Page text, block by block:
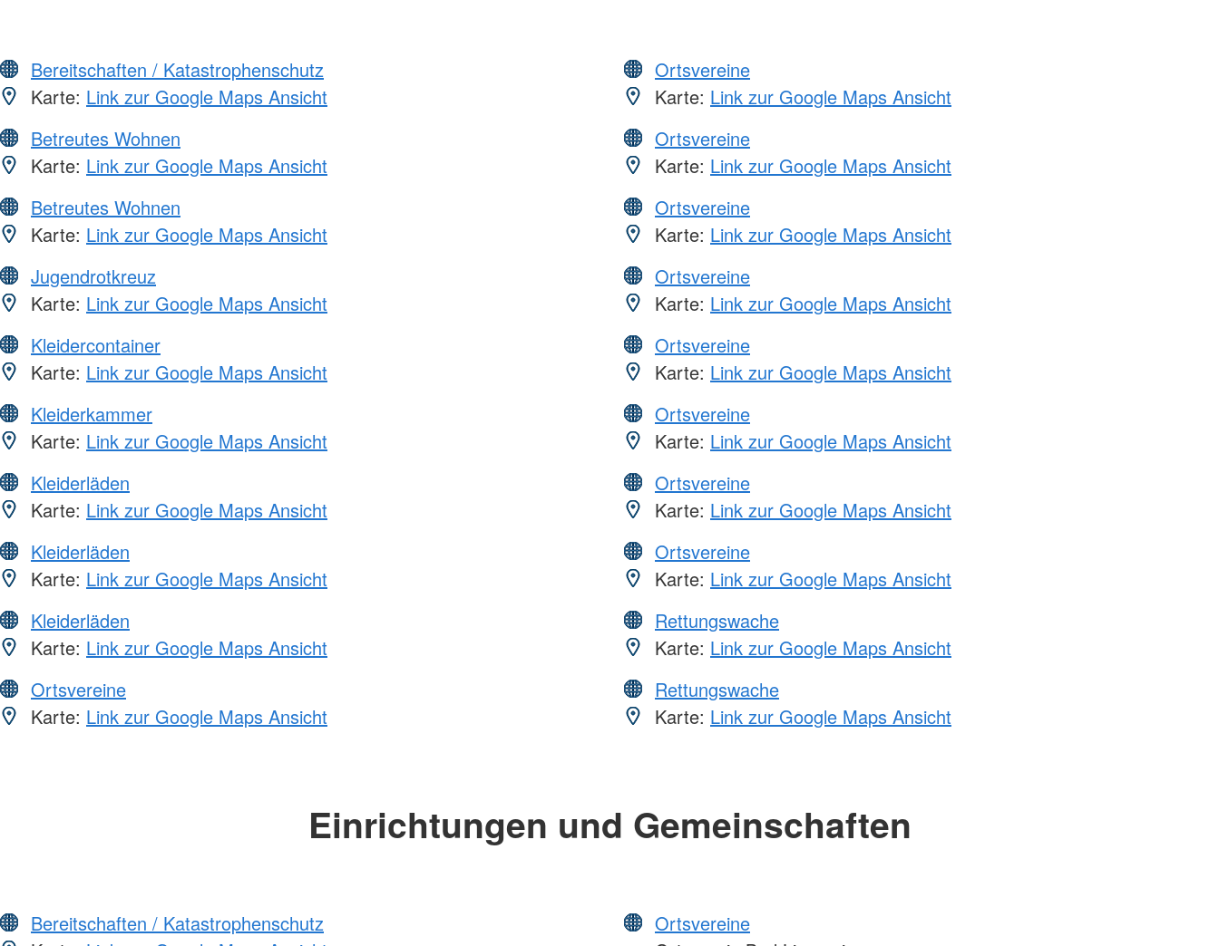
Bereitschaften / Katastrophenschutz
Karte: Link zur Google Maps Ansicht
Betreutes Wohnen
Karte: Link zur Google Maps Ansicht
Betreutes Wohnen
Karte: Link zur Google Maps Ansicht
Jugendrotkreuz
Karte: Link zur Google Maps Ansicht
Kleidercontainer
Karte: Link zur Google Maps Ansicht
Kleiderkammer
Karte: Link zur Google Maps Ansicht
Kleiderläden
Karte: Link zur Google Maps Ansicht
Kleiderläden
Karte: Link zur Google Maps Ansicht
Kleiderläden
Karte: Link zur Google Maps Ansicht
Ortsvereine
Karte: Link zur Google Maps Ansicht
Ortsvereine
Karte: Link zur Google Maps Ansicht
Ortsvereine
Karte: Link zur Google Maps Ansicht
Ortsvereine
Karte: Link zur Google Maps Ansicht
Ortsvereine
Karte: Link zur Google Maps Ansicht
Ortsvereine
Karte: Link zur Google Maps Ansicht
Ortsvereine
Karte: Link zur Google Maps Ansicht
Ortsvereine
Karte: Link zur Google Maps Ansicht
Ortsvereine
Karte: Link zur Google Maps Ansicht
Rettungswache
Karte: Link zur Google Maps Ansicht
Rettungswache
Karte: Link zur Google Maps Ansicht
Einrichtungen und Gemeinschaften
Bereitschaften / Katastrophenschutz
Ortsvereine